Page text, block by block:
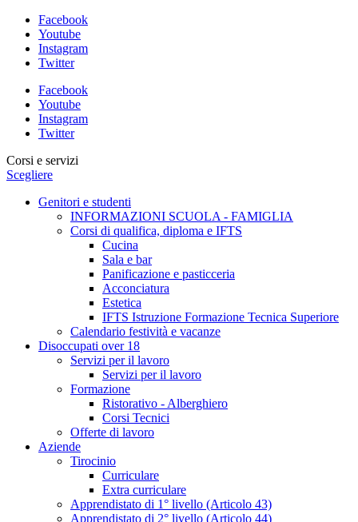
Facebook
Youtube
Instagram
Twitter
Facebook
Youtube
Instagram
Twitter
Corsi e servizi
Scegliere
Genitori e studenti
INFORMAZIONI SCUOLA - FAMIGLIA
Corsi di qualifica, diploma e IFTS
Cucina
Sala e bar
Panificazione e pasticceria
Acconciatura
Estetica
IFTS Istruzione Formazione Tecnica Superiore
Calendario festività e vacanze
Disoccupati over 18
Servizi per il lavoro
Servizi per il lavoro
Formazione
Ristorativo - Alberghiero
Corsi Tecnici
Offerte di lavoro
Aziende
Tirocinio
Curriculare
Extra curriculare
Apprendistato di 1° livello (Articolo 43)
Apprendistato di 2° livello (Articolo 44)